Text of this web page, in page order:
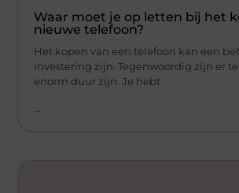
Waar moet je op letten bij het
nieuwe telefoon?
Het kopen van een telefoon kan een
investering zijn. Tegenwoordig zijn er
enorm duur zijn. Je hebt